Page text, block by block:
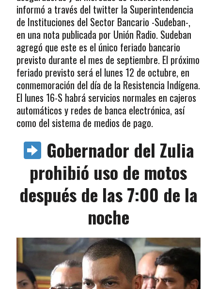
informó a través del twitter la Superintendencia
de Instituciones del Sector Bancario -Sudeban-,
en una nota publicada por Unión Radio. Sudeban
agregó que este es el único feriado bancario
previsto durante el mes de septiembre. El próximo
feriado previsto será el lunes 12 de octubre, en
conmemoración del día de la Resistencia Indígena.
El lunes 16-S habrá servicios normales en cajeros
automáticos y redes de banca electrónica, así
como del sistema de medios de pago.
Gobernador del Zulia
prohibió uso de motos
después de las 7:00 de la
noche